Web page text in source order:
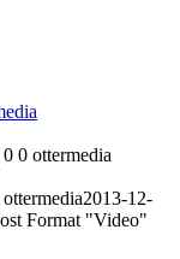
0 0 ottermedia
ottermedia2013-12-
Format "Video"